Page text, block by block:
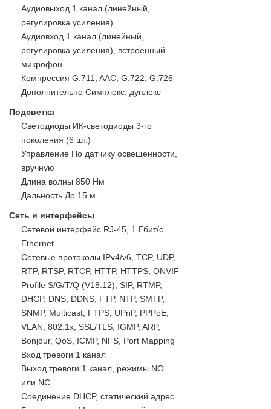
Аудиовыход 1 канал (линейный,
регулировка усиления)
Аудиовход 1 канал (линейный,
регулировка усиления), встроенный
микрофон
Компрессия G.711, AAC, G.722, G.726
Дополнительно Симплекс, дуплекс
Подсветка
Светодиоды ИК-светодиоды 3-го
поколения (6 шт.)
Управление По датчику освещенности,
вручную
Длина волны 850 Нм
Дальность До 15 м
Сеть и интерфейсы
Сетевой интерфейс RJ-45, 1 Гбит/с
Ethernet
Сетевые протоколы IPv4/v6, TCP, UDP,
RTP, RTSP, RTCP, HTTP, HTTPS, ONVIF
Profile S/G/T/Q (V18.12), SIP, RTMP,
DHCP, DNS, DDNS, FTP, NTP, SMTP,
SNMP, Multicast, FTPS, UPnP, PPPoE,
VLAN, 802.1x, SSL/TLS, IGMP, ARP,
Bonjour, QoS, ICMP, NFS, Port Mapping
Вход тревоги 1 канал
Выход тревоги 1 канал, режимы NO
или NC
Соединение DHCP, статический адрес